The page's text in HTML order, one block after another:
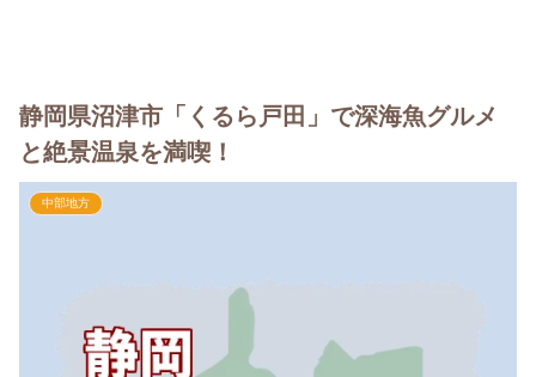
静岡県沼津市「くるら戸田」で深海魚グルメ
と絶景温泉を満喫！
中部地方